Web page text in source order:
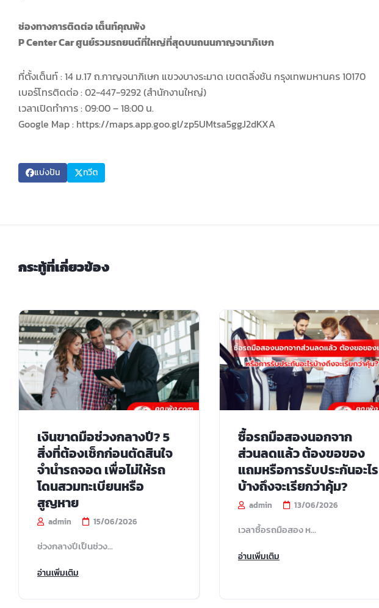
ช่องทางการติดต่อ เต็นท์คุณพ้ง
P Center Car ศูนย์รวมรถยนต์ที่ใหญ่ที่สุดบนถนนกาญจนาภิเษก
ที่ตั้งเต็นท์ : 14 ม.17 ถ.กาญจนาภิเษก แขวงบางระมาด เขตตลิ่งชัน กรุงเทพมหานคร 10170
เบอร์โทรติดต่อ : 02-447-9292 (สำนักงานใหญ่)
เวลาเปิดทำการ : 09:00 – 18:00 น.
Google Map : https://maps.app.goo.gl/zp5UMtsa5ggJ2dKXA
แบ่งปัน ทวีต
กระทู้ที่เกี่ยวข้อง
เงินขาดมือช่วงกลางปี? 5
สิ่งที่ต้องเช็กก่อนตัดสินใจ
จำนำรถจอด เพื่อไม่ให้รถ
โดนสวมทะเบียนหรือ
สูญหาย
admin 15/06/2026
ช่วงกลางปีเป็นช่วง...
อ่านเพิ่มเติม
ซื้อรถมือสองนอกจาก
ส่วนลดแล้ว ต้องขอของ
แถมหรือการรับประกันอะไร
บ้างถึงจะเรียกว่าคุ้ม?
admin 13/06/2026
เวลาซื้อรถมือสอง ห...
อ่านเพิ่มเติม